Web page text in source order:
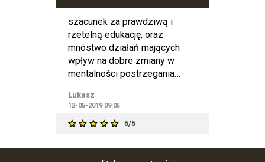
szacunek za prawdziwą i
rzetelną edukację, oraz
mnóstwo działań mających
wpływ na dobre zmiany w
mentalności postrzegania
Łukasz
12-05-2019 09:05
5/5